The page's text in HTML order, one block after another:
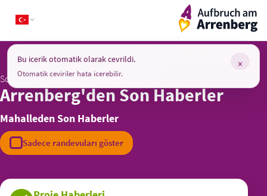
content
ArrenbergApp
Bu ne tür bir web sitesi?
Son güncelleme: 08.08.2026, 22:36 Uhr
Arrenberg'den Son Haberler
Mahalleden Son Haberler
Sadece randevuları göster
Bu icerik otomatik olarak cevrildi.
Otomatik ceviriler hata icerebilir.
×